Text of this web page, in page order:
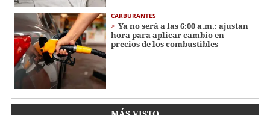
CARBURANTES
Ya no será a las 6:00 a.m.: ajustan
hora para aplicar cambio en
precios de los combustibles